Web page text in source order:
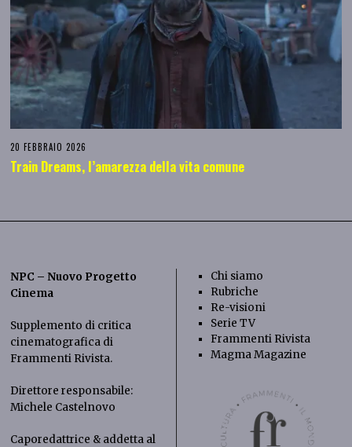
20 FEBBRAIO 2026
Train Dreams, l’amarezza della vita comune
NPC – Nuovo Progetto
Cinema
Supplemento di critica
cinematografica di
Frammenti Rivista.
Direttore responsabile:
Michele Castelnovo
Caporedattrice & addetta al
Chi siamo
Rubriche
Re-visioni
Serie TV
Frammenti Rivista
Magma Magazine